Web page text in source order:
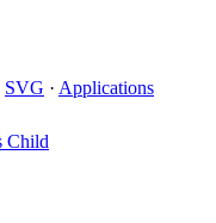
SVG · Applications